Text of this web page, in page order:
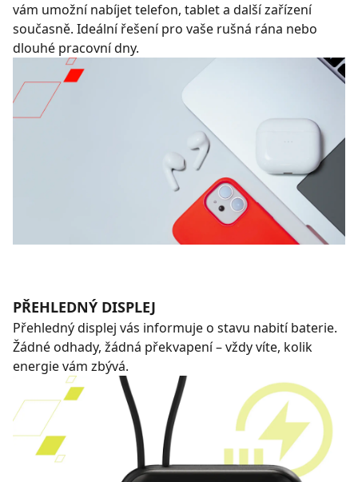
vám umožní nabíjet telefon, tablet a další zařízení
současně. Ideální řešení pro vaše rušná rána nebo
dlouhé pracovní dny.
PŘEHLEDNÝ DISPLEJ
Přehledný displej vás informuje o stavu nabití baterie.
Žádné odhady, žádná překvapení – vždy víte, kolik
energie vám zbývá.